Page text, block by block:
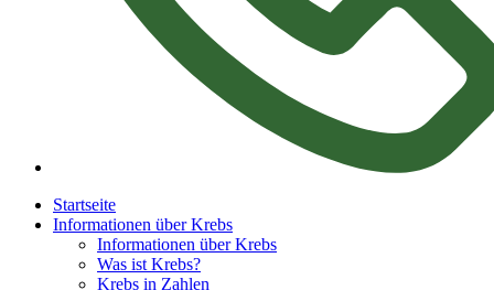
Startseite
Informationen über Krebs
Informationen über Krebs
Was ist Krebs?
Krebs in Zahlen